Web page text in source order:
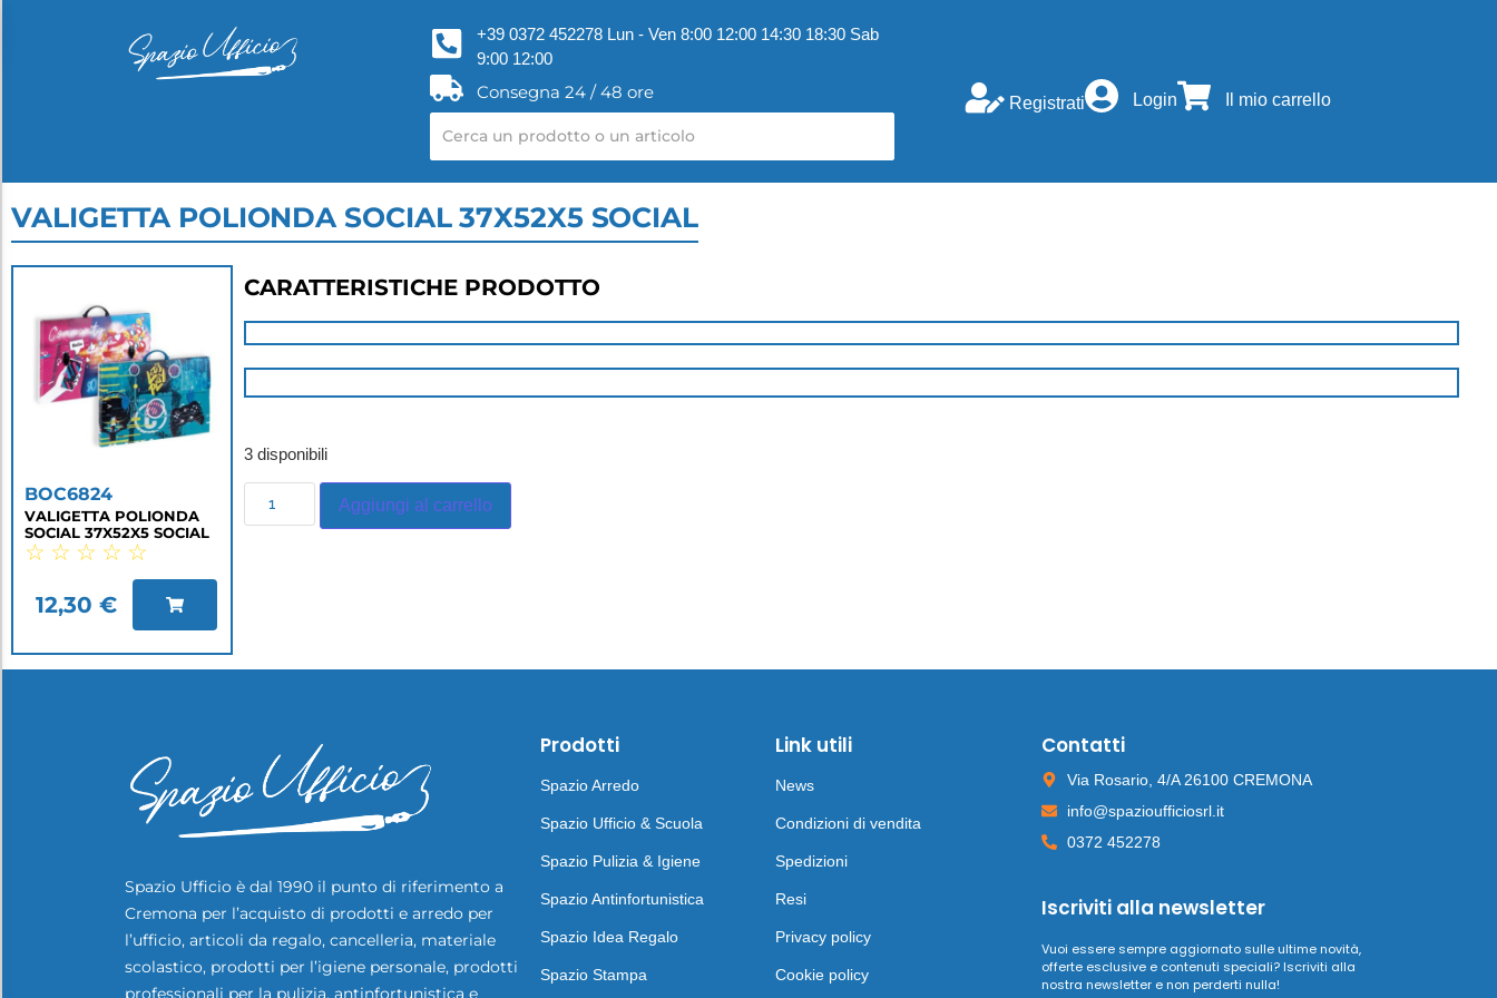
+39 0372 452278 Lun - Ven 8:00 12:00 14:30 18:30 Sab
9:00 12:00
Consegna 24 / 48 ore
Registrati Login Il mio carrello
VALIGETTA POLIONDA SOCIAL 37X52X5 SOCIAL
BOC6824
VALIGETTA POLIONDA
SOCIAL 37X52X5 SOCIAL
☆ ☆ ☆ ☆ ☆
12,30 €
CARATTERISTICHE PRODOTTO
3 disponibili
Aggiungi al carrello
Spazio Ufficio è dal 1990 il punto di riferimento a
Cremona per l’acquisto di prodotti e arredo per
l’ufficio, articoli da regalo, cancelleria, materiale
scolastico, prodotti per l’igiene personale, prodotti
professionali per la pulizia, antinfortunistica e
Prodotti
Spazio Arredo
Spazio Ufficio & Scuola
Spazio Pulizia & Igiene
Spazio Antinfortunistica
Spazio Idea Regalo
Spazio Stampa
Link utili
News
Condizioni di vendita
Spedizioni
Resi
Privacy policy
Cookie policy
Contatti
Via Rosario, 4/A 26100 CREMONA
info@spazioufficiosrl.it
0372 452278
Iscriviti alla newsletter
Vuoi essere sempre aggiornato sulle ultime novità,
offerte esclusive e contenuti speciali? Iscriviti alla
nostra newsletter e non perderti nulla!